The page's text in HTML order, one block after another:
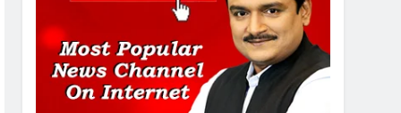
अमर शहीद ठाकुर रोशन सिंह के
नाम पर स्वरूप रानी नेहरू
चिकित्सालय का नामकरण करने